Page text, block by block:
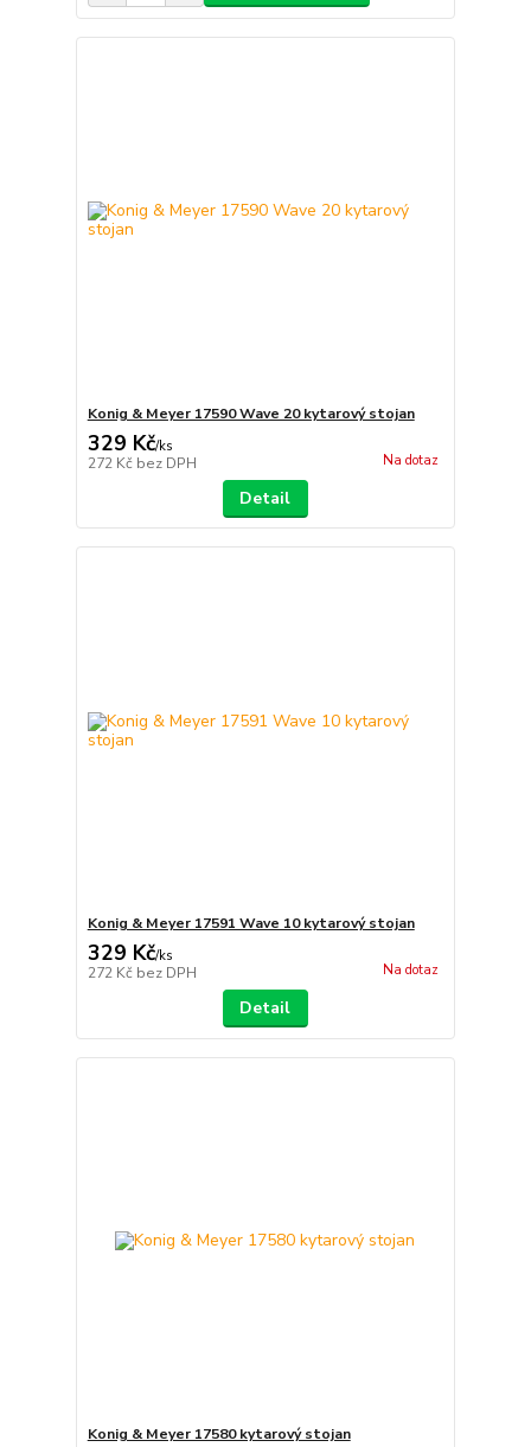
Konig & Meyer 17590 Wave 20 kytarový stojan
329 Kč/ks
272 Kč bez DPH Na dotaz
Detail
Konig & Meyer 17591 Wave 10 kytarový stojan
329 Kč/ks
272 Kč bez DPH Na dotaz
Detail
Konig & Meyer 17580 kytarový stojan